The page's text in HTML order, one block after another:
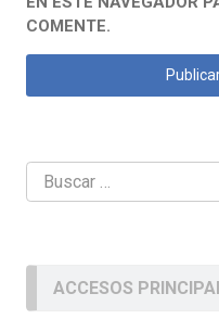
COMENTE.
Buscar:
ACCESOS